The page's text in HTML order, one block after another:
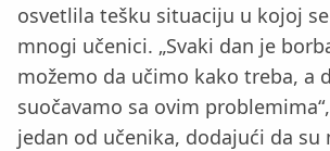
osvetlila tešku situaciju u kojoj
mnogi učenici. „Svaki dan je
možemo da učimo kako treba, a
suočavamo sa ovim
jedan od učenika, dodajući da su